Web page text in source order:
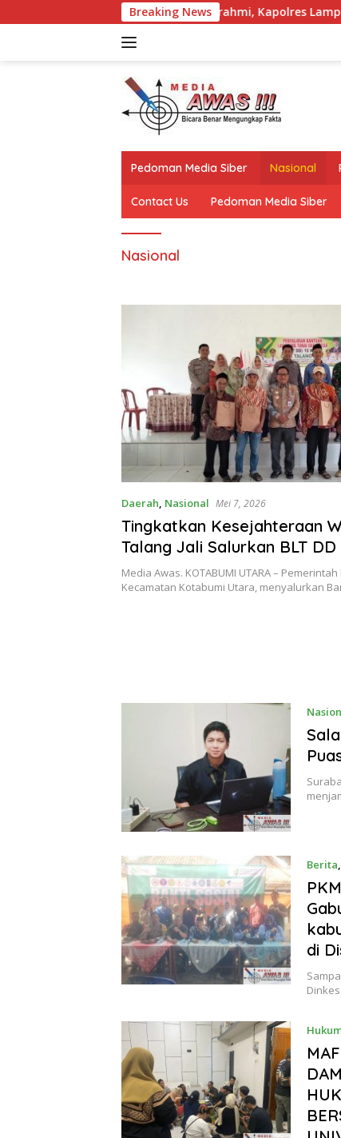
ke
Breaking News
Jalin Silaturahmi, Kapolres Lampung Utara
Pedoman Media Siber Nasional
Contact Us Pedoman Media Siber
Nasional
Daerah, Nasional Mei 7, 2026
Tingkatkan Kesejahteraan
Talang Jali Salurkan BLT DD
kepada 10 KPM
Media Awas. KOTABUMI UTARA –
Kecamatan Kotabumi Utara, menyalurkan
Berita,
di